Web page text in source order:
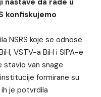
nastave da rade u
konfiskujemo
NSRS koje se odnose
VSTV-a BiH i SIPA-e
stavio van snage
formirane su
je potvrdila